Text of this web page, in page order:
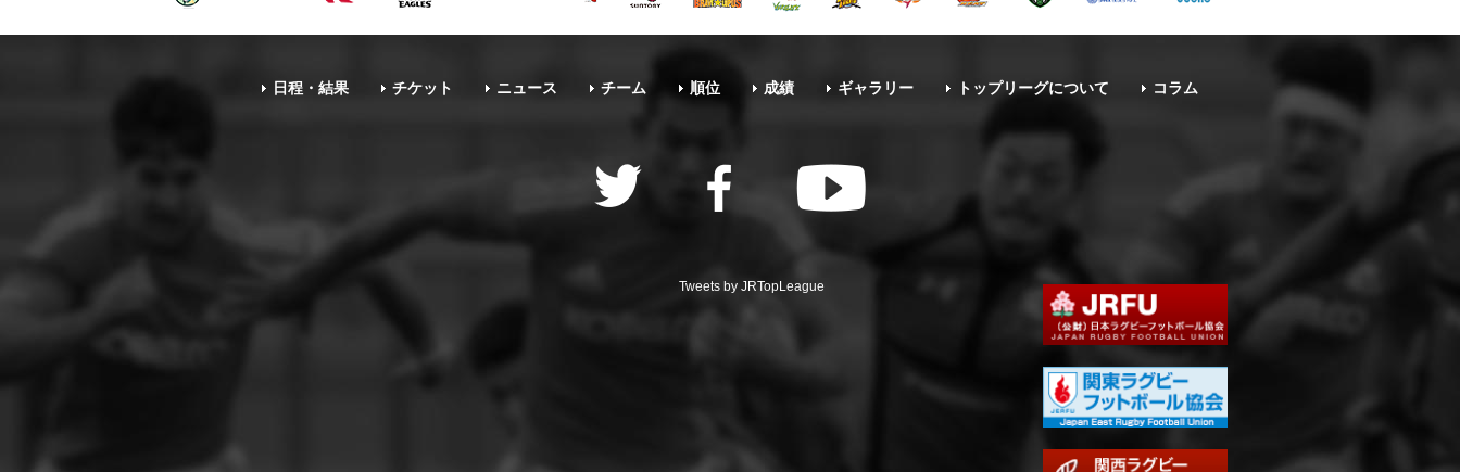
日程・結果 チケット ニュース チーム 順位 成績 ギャラリー トップリーグについて コラム
Tweets by JRTopLeague